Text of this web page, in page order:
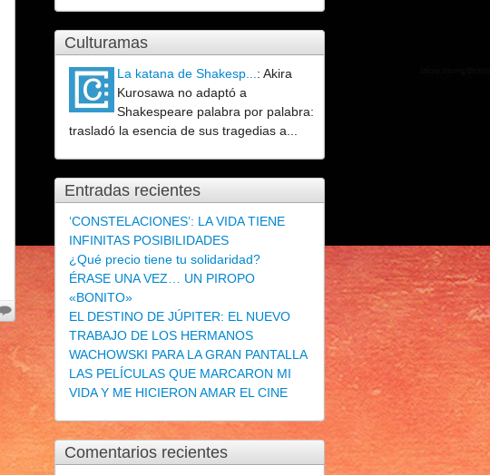
Culturamas
La katana de Shakesp... :Akira
Kurosawa no adaptó a
Shakespeare palabra por palabra:
trasladó la esencia de sus tragedias a...
Entradas recientes
‘CONSTELACIONES’: LA VIDA TIENE
INFINITAS POSIBILIDADES
¿Qué precio tiene tu solidaridad?
ÉRASE UNA VEZ… UN PIROPO
«BONITO»
EL DESTINO DE JÚPITER: EL NUEVO
TRABAJO DE LOS HERMANOS
WACHOWSKI PARA LA GRAN PANTALLA
LAS PELÍCULAS QUE MARCARON MI
VIDA Y ME HICIERON AMAR EL CINE
Comentarios recientes